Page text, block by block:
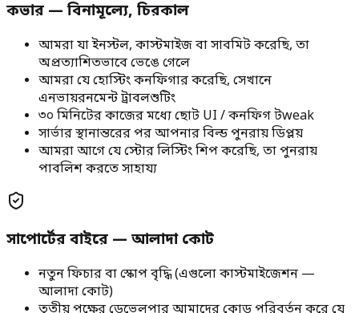
কভার — বিনামূল্যে, চিরকাল
আমরা যা ইনস্টল, কাস্টমাইজ বা সাবমিট করেছি, তা
অপ্রত্যাশিতভাবে ভেঙে গেলে
আমরা যে হোস্টিং কনফিগার করেছি, সেখানে
এনভায়রনমেন্ট ট্রাবলশুটিং
৩০ মিনিটের কাজের মধ্যে ছোট UI / কনফিগ টweak
সার্ভার স্থানান্তরের পর আপনার বিল্ড পুনরায় ডিপ্লয়
আমরা আগে যে স্টোর লিস্টিং শিপ করেছি, তা পুনরায়
পাবলিশ করতে সাহায্য
সাপোর্টের বাইরে — আলাদা কোট
নতুন ফিচার বা স্কোপ বৃদ্ধি (এগুলো কাস্টমাইজেশন —
আলাদা কোট)